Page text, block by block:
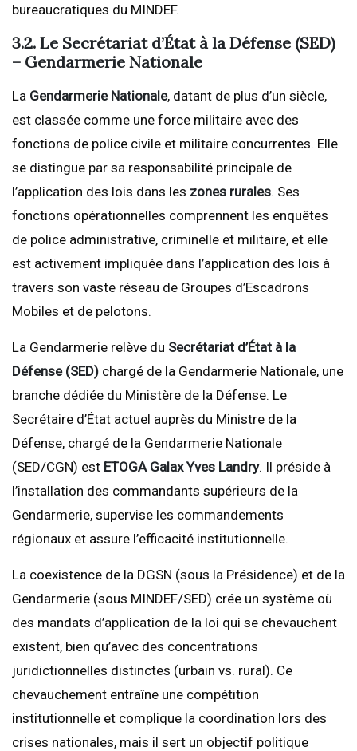
bureaucratiques du MINDEF.
3.2. Le Secrétariat d’État à la Défense (SED)
– Gendarmerie Nationale
La Gendarmerie Nationale, datant de plus d’un siècle,
est classée comme une force militaire avec des
fonctions de police civile et militaire concurrentes. Elle
se distingue par sa responsabilité principale de
l’application des lois dans les zones rurales. Ses
fonctions opérationnelles comprennent les enquêtes
de police administrative, criminelle et militaire, et elle
est activement impliquée dans l’application des lois à
travers son vaste réseau de Groupes d’Escadrons
Mobiles et de pelotons.
La Gendarmerie relève du Secrétariat d’État à la
Défense (SED) chargé de la Gendarmerie Nationale, une
branche dédiée du Ministère de la Défense. Le
Secrétaire d’État actuel auprès du Ministre de la
Défense, chargé de la Gendarmerie Nationale
(SED/CGN) est ETOGA Galax Yves Landry. Il préside à
l’installation des commandants supérieurs de la
Gendarmerie, supervise les commandements
régionaux et assure l’efficacité institutionnelle.
La coexistence de la DGSN (sous la Présidence) et de la
Gendarmerie (sous MINDEF/SED) crée un système où
des mandats d’application de la loi qui se chevauchent
existent, bien qu’avec des concentrations
juridictionnelles distinctes (urbain vs. rural). Ce
chevauchement entraîne une compétition
institutionnelle et complique la coordination lors des
crises nationales, mais il sert un objectif politique